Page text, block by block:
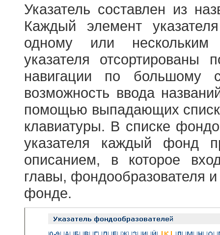
Указатель составлен из
Каждый элемент
одному или
указателя отсортированы
навигации по большому
возможность ввода
помощью выпадающих
клавиатуры. В списке
указателя каждый фонд
описанием, в которое
главы, фондообразователя
фонде.